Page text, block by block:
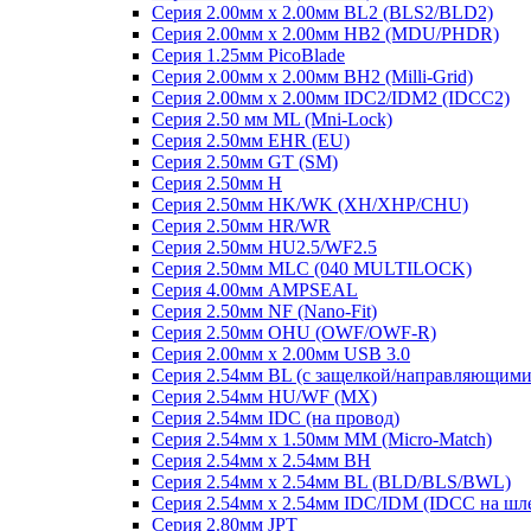
Серия 2.00мм x 2.00мм BL2 (BLS2/BLD2)
Серия 2.00мм x 2.00мм HB2 (MDU/PHDR)
Серия 1.25мм PicoBlade
Серия 2.00мм х 2.00мм BH2 (Milli-Grid)
Серия 2.00мм х 2.00мм IDC2/IDM2 (IDCC2)
Серия 2.50 мм ML (Mni-Lock)
Серия 2.50мм EHR (EU)
Серия 2.50мм GT (SM)
Серия 2.50мм H
Серия 2.50мм HK/WK (XH/XHP/CHU)
Серия 2.50мм HR/WR
Серия 2.50мм HU2.5/WF2.5
Серия 2.50мм MLC (040 MULTILOCK)
Серия 4.00мм AMPSEAL
Серия 2.50мм NF (Nano-Fit)
Серия 2.50мм OHU (OWF/OWF-R)
Серия 2.00мм x 2.00мм USB 3.0
Серия 2.54мм BL (с защелкой/
Серия 2.54мм HU/WF (MX)
Серия 2.54мм IDC (на провод)
Серия 2.54мм х 1.50мм MM (Micro-Match)
Серия 2.54мм х 2.54мм BH
Серия 2.54мм х 2.54мм BL (BLD/BLS/BWL)
Серия 2.54мм х 2.54мм IDC/IDM (IDCC на
Серия 2.80мм JPT